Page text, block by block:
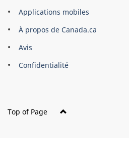
gouvernement
du
Canada
Applications mobiles
À propos de Canada.ca
Avis
Confidentialité
Top of Page